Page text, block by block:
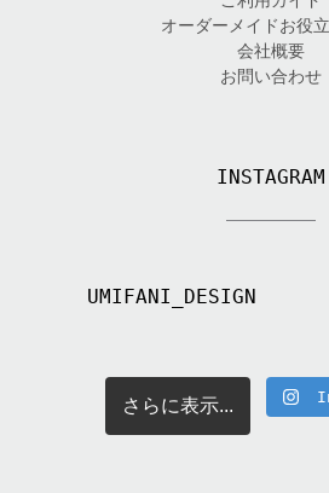
オーダーメイドお役
会社概要
お問い合わせ
INSTAGRAM
UMIFANI_DESIGN
さらに表示...